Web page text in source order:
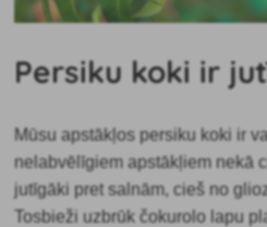
Persiku koki ir
Mūsu apstākļos persiku koki ir
nelabvēlīgiem apstākļiem nekā
jutīgāki pret salnām, cieš no
Tosbieži uzbrūkčokurolo lapu